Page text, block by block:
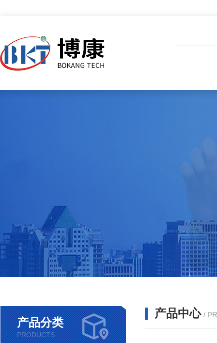
产品分类
PRODUCTS
产品中心 /